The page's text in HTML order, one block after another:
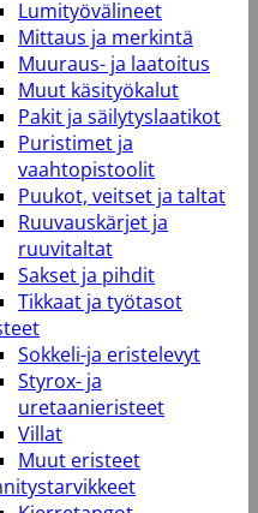
Lumityövälineet
Mittaus ja merkintä
Muuraus- ja laatoitus
Muut käsityökalut
Pakit ja säilytyslaatikot
Puristimet ja
vaahtopistoolit
Puukot, veitset ja taltat
Ruuvauskärjet ja
ruuvitaltat
Sakset ja pihdit
Tikkaat ja työtasot
Sokkeli-ja eristelevyt
Styrox- ja
uretaanieristeet
Villat
Muut eristeet